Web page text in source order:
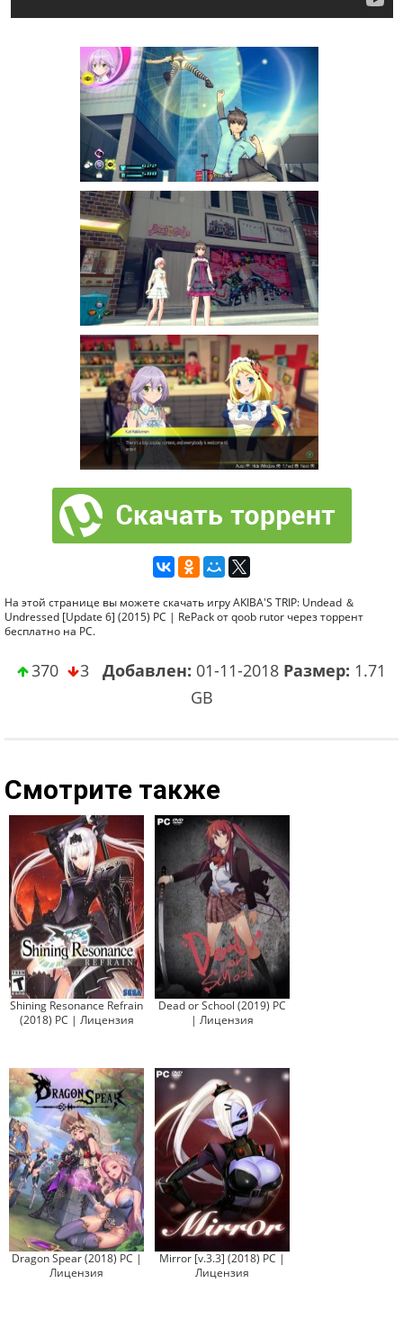
На этой странице вы можете скачать игру AKIBA'S TRIP: Undead ＆
Undressed [Update 6] (2015) PC | RePack от qoob rutor через торрент
бесплатно на PC.
370 3 Добавлен: 01-11-2018 Размер: 1.71
GB
Смотрите также
Shining Resonance Refrain
(2018) PC | Лицензия
Dead or School (2019) PC
| Лицензия
Dragon Spear (2018) PC |
Лицензия
Mirror [v.3.3] (2018) PC |
Лицензия